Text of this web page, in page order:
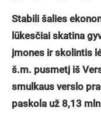
Stabili šalies
lūkesčiai skatina
įmones ir skolintis
š.m. pusmetį iš
smulkaus verslo
paskola už 8,13